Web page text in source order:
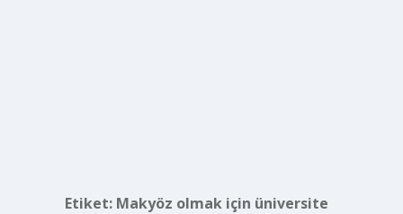
Etiket: Makyöz olmak için üniversite